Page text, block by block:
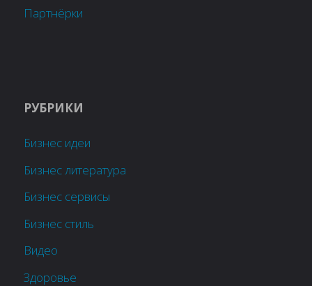
Партнёрки
РУБРИКИ
Бизнес идеи
Бизнес литература
Бизнес сервисы
Бизнес стиль
Видео
Здоровье